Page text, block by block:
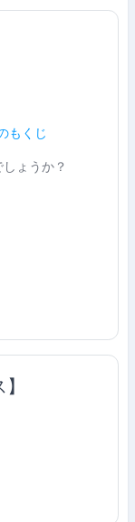
もくじ
しょうか？